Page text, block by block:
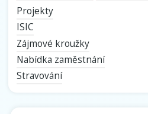
Projekty
ISIC
Zájmové kroužky
Nabídka zaměstnání
Stravování